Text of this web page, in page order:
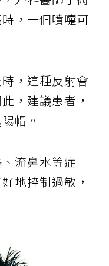
，一個噴嚏可
，這種反射會
，建議患者，
帽。
流鼻水等症
地控制過敏，